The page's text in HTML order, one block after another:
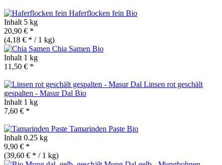
Haferflocken fein Bio
Inhalt 5 kg
20,90 € *
(4,18 € * / 1 kg)
Chia Samen Bio
Inhalt 1 kg
11,50 € *
Linsen rot geschält
gespalten - Masur Dal Bio
Inhalt 1 kg
7,60 € *
Tamarinden Paste Bio
Inhalt 0.25 kg
9,90 € *
(39,60 € * / 1 kg)